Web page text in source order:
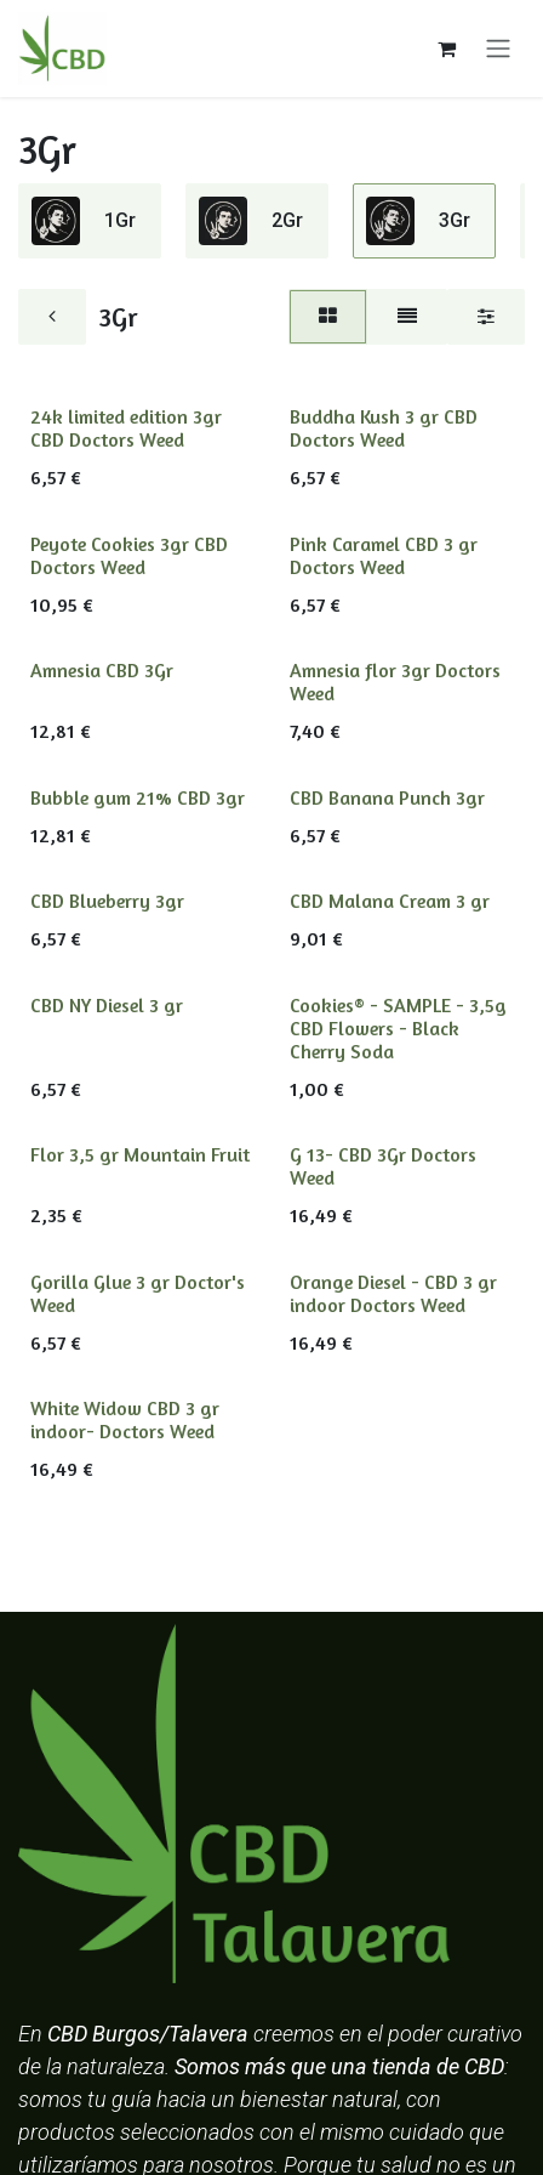
Ir al contenido
3Gr
1Gr 2Gr 3Gr
3Gr
24k limited edition 3gr
CBD Doctors Weed
6,57 €
Buddha Kush 3 gr CBD
Doctors Weed
6,57€
Peyote Cookies 3gr CBD
Doctors Weed
10,95 €
Pink Caramel CBD 3 gr
Doctors Weed
6,57€
Amnesia CBD 3Gr
12,81 €
Amnesia flor 3gr Doctors
Weed
7,40 €
Bubble gum 21% CBD 3gr
12,81 €
CBD Banana Punch 3gr
6,57€
CBD Blueberry 3gr
6,57 €
CBD Malana Cream 3 gr
9,01 €
CBD NY Diesel 3 gr
6,57 €
Cookies® - SAMPLE - 3,5g
CBD Flowers - Black
Cherry Soda
1,00 €
Flor 3,5 gr Mountain Fruit
2,35 €
G 13- CBD 3Gr Doctors
Weed
16,49 €
Gorilla Glue 3 gr Doctor's
Weed
6,57 €
Orange Diesel - CBD 3 gr
indoor Doctors Weed
16,49 €
White Widow CBD 3 gr
indoor- Doctors Weed
16,49 €
En CBD Burgos/Talavera creemos en el poder curativo
de la naturaleza. Somos más que una tienda de CBD:
somos tu guía hacia un bienestar natural, con
productos seleccionados con el mismo cuidado que
utilizaríamos para nosotros. Porque tu salud no es un